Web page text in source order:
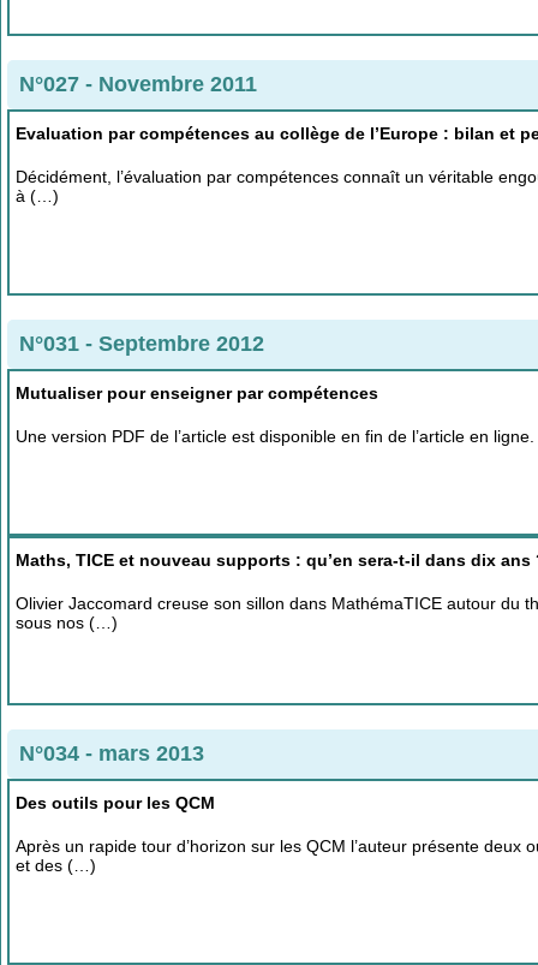
N°027 - Novembre 2011
Evaluation par compétences au collège de l’Europe : bilan et
Décidément, l’évaluation par compétences connaît un véritable
à (…)
N°031 - Septembre 2012
Mutualiser pour enseigner par compétences
Une version PDF de l’article est disponible en fin de l’article en
Maths, TICE et nouveau supports : qu’en sera-t-il dans dix ans
Olivier Jaccomard creuse son sillon dans MathémaTICE autour du
sous nos (…)
N°034 - mars 2013
Des outils pour les QCM
Après un rapide tour d’horizon sur les QCM l’auteur présente
et des (…)